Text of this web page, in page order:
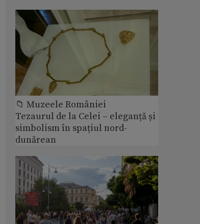
📁 Muzeele României
Tezaurul de la Celei – eleganță și
simbolism în spațiul nord-
dunărean